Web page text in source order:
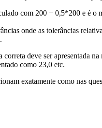
com 200 + 0,5*200 e é o
onde as tolerâncias
correta deve ser apresentada
como 23,0 etc.
exatamente como nas